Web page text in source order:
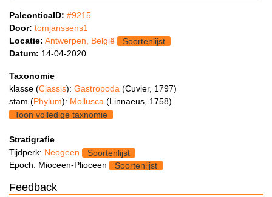
PaleonticaID: #9215
Door: tomjanssens1
Locatie: Antwerpen, België
Soortenlijst
Datum: 14-04-2020
Taxonomie
klasse (Classis): Gastropoda (Cuvier, 1797)
stam (Phylum): Mollusca (Linnaeus, 1758)
Toon volledige taxnomie
Stratigrafie
Tijdperk: Neogeen
Soortenlijst
Epoch: Mioceen-Plioceen
Soortenlijst
Feedback